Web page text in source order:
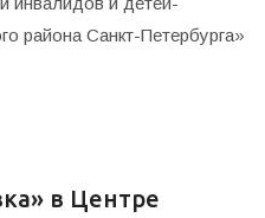
района Санкт-Петербурга»
в Центре